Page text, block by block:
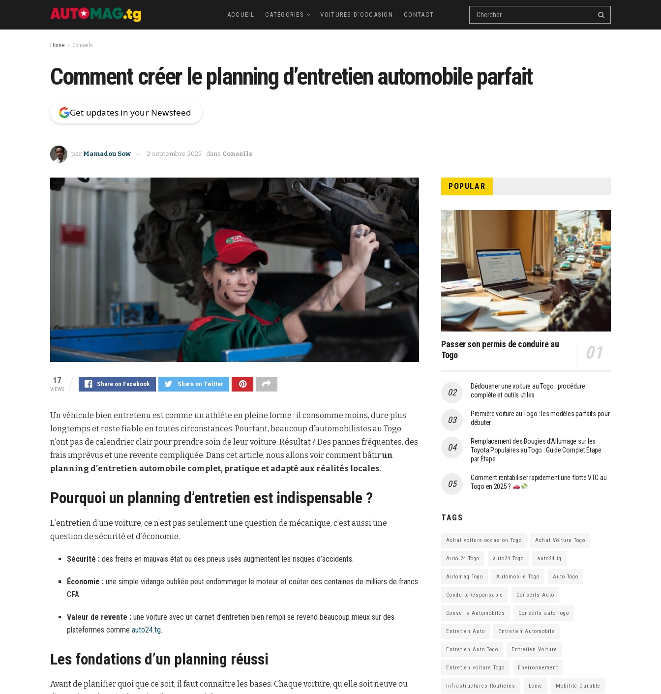
ACCUEIL CATÉGORIES VOITURES D’OCCASION CONTACT
Home Conseils
Comment créer le planning d’entretien automobile parfait
Get updates in your Newsfeed
par Mamadou Sow 2 septembre 2025 dans Conseils
17
VIEWS
Share on Facebook Share on Twitter
Un véhicule bien entretenu est comme un athlète en pleine forme : il consomme moins, dure plus
longtemps et reste fiable en toutes circonstances. Pourtant, beaucoup d’automobilistes au Togo
n’ont pas de calendrier clair pour prendre soin de leur voiture. Résultat ? Des pannes fréquentes, des
frais imprévus et une revente compliquée. Dans cet article, nous allons voir comment bâtirun
planning d’entretien automobile complet, pratique et adapté aux réalités locales.
Pourquoi un planning d’entretien est indispensable ?
L’entretien d’une voiture, ce n’est pas seulement une question de mécanique, c’est aussi une
question de sécurité et d’économie.
Sécurité : des freins en mauvais état ou des pneus usés augmentent les risques d’accidents.
Économie : une simple vidange oubliée peut endommager le moteur et coûter des centaines de milliers de francs
CFA.
Valeur de revente : une voiture avec un carnet d’entretien bien rempli se revend beaucoup mieux sur des
plateformes comme auto24.tg.
Les fondations d’un planning réussi
Avant de planifier quoi que ce soit, il faut connaître les bases. Chaque voiture, qu’elle soit neuve ou
POPULAR
Passer son permis de conduire au
Togo
Dédouaner une voiture au Togo : procédure
complète et outils utiles
Première voiture au Togo : les modèles parfaits pour
débuter
Remplacement des Bougies d’Allumage sur les
Toyota Populaires au Togo : Guide Complet Étape
par Étape
Comment rentabiliser rapidement une flotte VTC au
Togo en 2025 ?
TAGS
Achat voiture occasion Togo Achat Voiture Togo
Auto 24 Togo auto24 Togo auto24.tg
Automag Togo Automobile Togo Auto Togo
ConduiteResponsable Conseils Auto
Conseils Automobiles Conseils auto Togo
Entretien Auto Entretien Automobile
Entretien Auto Togo Entretien Voiture
Entretien voiture Togo Environnement
Infrastructures Routières Lome Mobilité Durable